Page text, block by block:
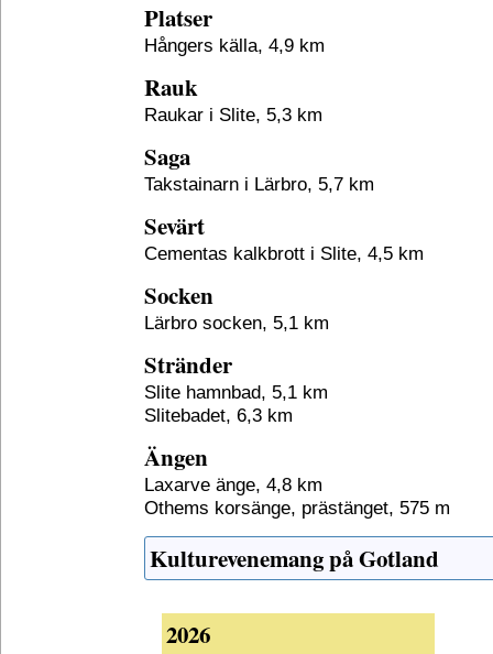
Platser
Hångers källa, 4,9 km
Rauk
Raukar i Slite, 5,3 km
Saga
Takstainarn i Lärbro, 5,7 km
Sevärt
Cementas kalkbrott i Slite, 4,5 km
Socken
Lärbro socken, 5,1 km
Stränder
Slite hamnbad, 5,1 km
Slitebadet, 6,3 km
Ängen
Laxarve änge, 4,8 km
Othems korsänge, prästänget, 575 m
Kulturevenemang på Gotland
2026